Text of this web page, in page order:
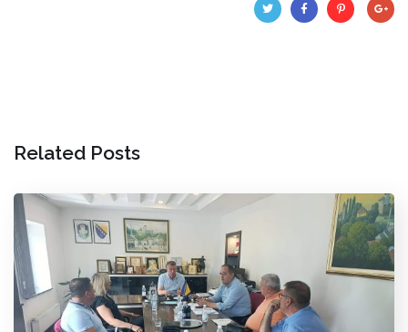
Related Posts